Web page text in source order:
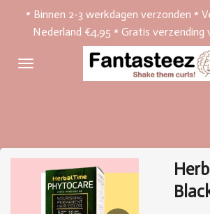
direct
de
* Binnen 2-3 werkdagen verzonden *
Nederland €4,95 * Gratis